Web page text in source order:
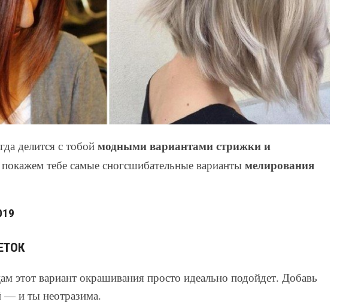
делится с тобой модными вариантами стрижки и
тебе самые сногсшибательные варианты мелирования
этот вариант окрашивания просто идеально подойдет. Добавь
— и ты неотразима.